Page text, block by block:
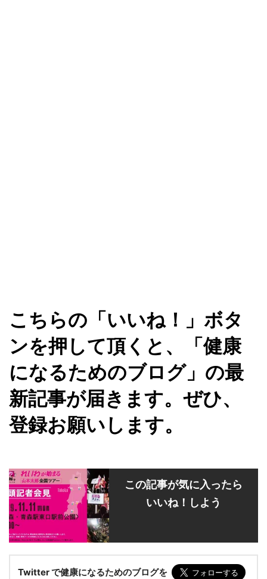
こちらの「いいね！」ボタ
ンを押して頂くと、「健康
になるためのブログ」の最
新記事が届きます。ぜひ、
登録お願いします。
この記事が気に入ったら
いいね！しよう
Twitter で健康になるためのブログを